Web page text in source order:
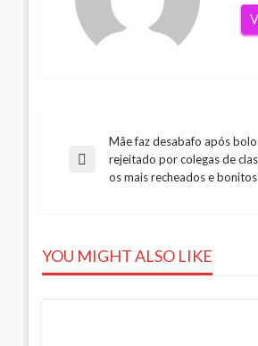
Navegação
Post
Previous
Mãe faz desabafo após
rejeitado por colegas de
os mais recheados e bonitos’
YOU MIGHT ALSO LIKE